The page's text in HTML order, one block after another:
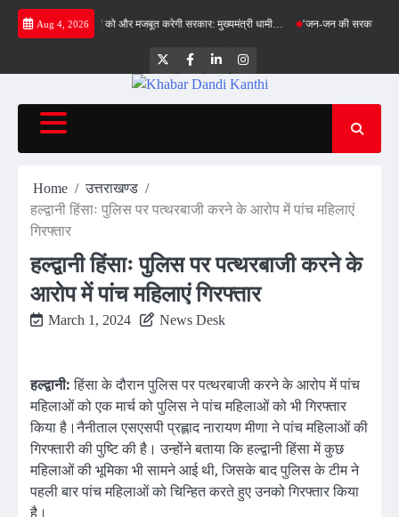
Skip
Aug 4, 2026
स्वास्थ्य सेवाओं को और मजबूत करेगी सरकार: मुख्यमंत्री धामी… ‘जन-जन की सरकार, जन-जन के
TwitterFacebookLinkedInInstagram
Home
उत्तराखण्ड
हल्द्वानी हिंसाः पुलिस पर पत्थरबाजी करने के आरोप में पांच महिलाएं
गिरफ्तार
हल्द्वानी हिंसाः पुलिस पर पत्थरबाजी करने के
आरोप में पांच महिलाएं गिरफ्तार
March 1, 2024 News Desk
हल्द्वानी:हिंसा के दौरान पुलिस पर पत्थरबाजी करने के आरोप में पांच
महिलाओं को एक मार्च को पुलिस ने पांच महिलाओं को भी गिरफ्तार
किया है।नैनीताल एसएसपी प्रह्लाद नारायण मीणा ने पांच महिलाओं की
गिरफ्तारी की पुष्टि की है। उन्होंने बताया कि हल्द्वानी हिंसा में कुछ
महिलाओं की भूमिका भी सामने आई थी, जिसके बाद पुलिस के टीम ने
पहली बार पांच महिलाओं को चिन्हित करते हुए उनको गिरफ्तार किया
है।